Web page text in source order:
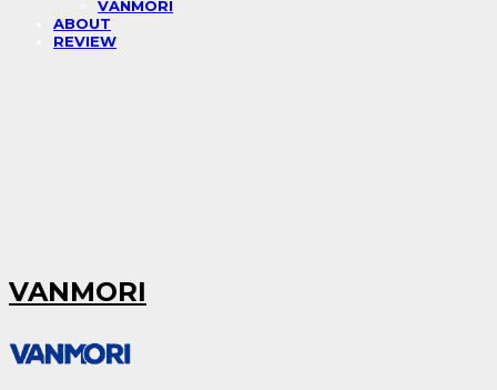
VANMORI
ABOUT
REVIEW
VANMORI